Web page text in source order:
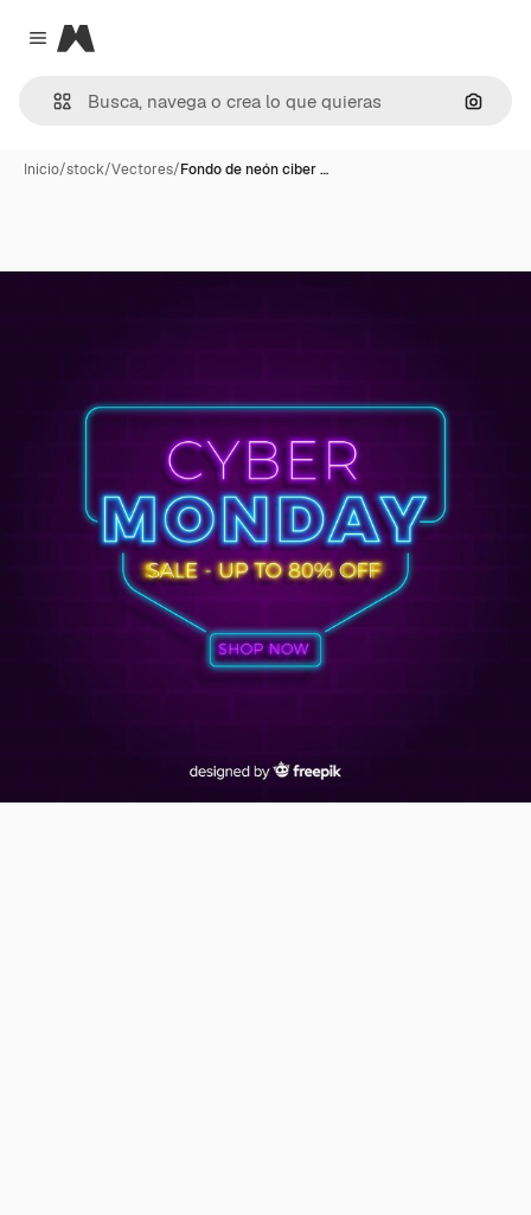
Close menu
Magnific
Inicio/stock/Vectores/Fondo de neón ciber …